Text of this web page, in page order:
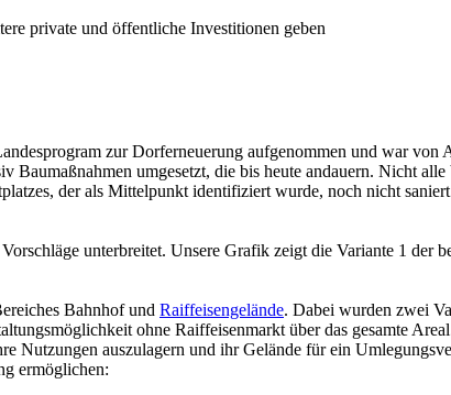
private und öffentliche Investitionen geben
zur Dorferneuerung aufgenommen und war
umgesetzt, die bis heute andauern. Nicht
der als Mittelpunkt identifiziert wurde, noch nicht
unterbreitet. Unsere Grafik zeigt die Variante 1 der
Bahnhof und Raiffeisengelände. Dabei wurden zwei
ohne Raiffeisenmarkt über das gesamte
Nutzungen auszulagern und ihr Gelände für ein
ermöglichen: